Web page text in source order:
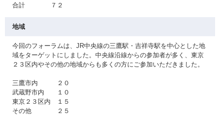
合計 ７２
地域
今回のフォーラムは、JR中央線の三鷹駅・吉祥寺駅を中心とした地
域をターゲットにしました。中央線沿線からの参加者が多く、東京
２３区内やその他の地域からも多くの方にご参加いただきました。
三鷹市内 ２０
武蔵野市内 １０
東京２３区内 １５
その他 ２５